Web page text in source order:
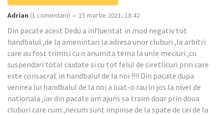
Adrian (1 comentarii) • 15 martie 2021, 18:42
Din pacate acest Dedu a influentat in mod negativ tot
handbalul ,de la amenintari la adresa unor cluburi ,la arbitri
care au fost trimisi cu o anumita tema la unle meciuri ,cu
suspendari total ciudate si cu tot felul de siretlicuri prin care
este consacrat in handbalul de la noi !!!! Din pacate dupa
venirea lui handbalul de la noi a luat-o rau in jos la nivel de
nationala ,iar din pacate am ajuns sa traim doar prin doua
cluburi care cum ,necum sunt impinse de la spate de cei de la